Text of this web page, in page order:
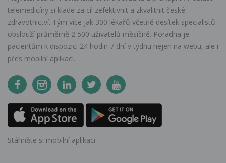
telemedicíny si klade za cíl zefektivnit a zkvalitnit české
zdravotnictví. Tým více jak 300 lékařů včetně desítek specialistů
obslouží průměrně 2 500 uživatelů měsíčně. Poradna je
pacientům k dispozici 24 hodin 7 dní v týdnu nejen na webu, ale i
přes mobilní aplikaci.
Stáhněte si mobilní aplikaci